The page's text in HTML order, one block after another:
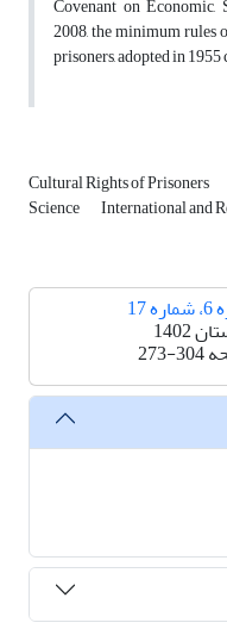
Covenant on
2008, the minimum rules
prisoners, adopted in 1955
Cultural Rights of Prisoners
Science International and
17
1402
273-304